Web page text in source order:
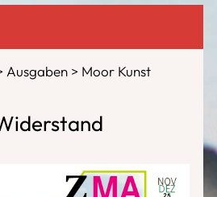
Ausgaben
Moor Kunst